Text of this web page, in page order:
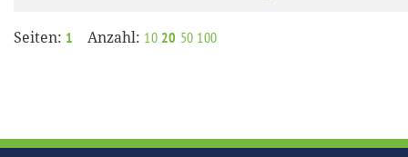
Seiten: 1 Anzahl: 10 20 50 100